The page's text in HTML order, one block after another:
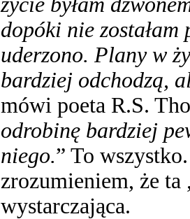
dopóki nie
uderzono. Plany w
bardziej odchodzą,
mówi poeta R.S.
odrobinę bardziej
niego.” To
zrozumieniem, że ta
wystarczająca.